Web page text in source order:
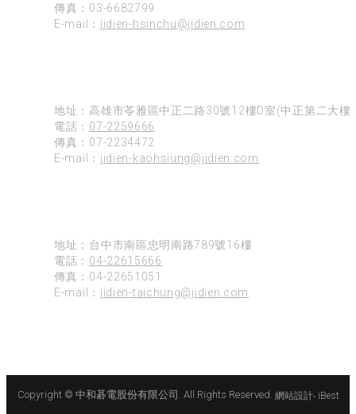
傳真：03-6682799
E-mail： jidien-hsinchu@jidien.com
地址：高雄市苓雅區中正二路30號12樓D室(中正第二大樓)
電話： 07-2259666
傳真：07-2234472
E-mail： jidien-kaohsiung@jidien.com
地址：台中市南區忠明南路789號16樓
電話： 04-22615666
傳真：04-22651051
E-mail： jidien-taichung@jidien.com
Copyright © 中和碁電股份有限公司. All Rights Reserved. 網站設計‧ iBest